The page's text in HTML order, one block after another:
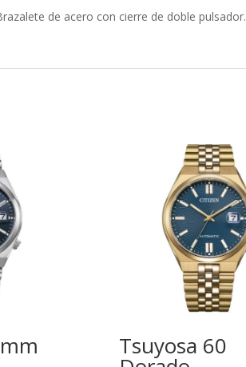
de acero con cierre de doble pulsador.
Tsuyosa 60